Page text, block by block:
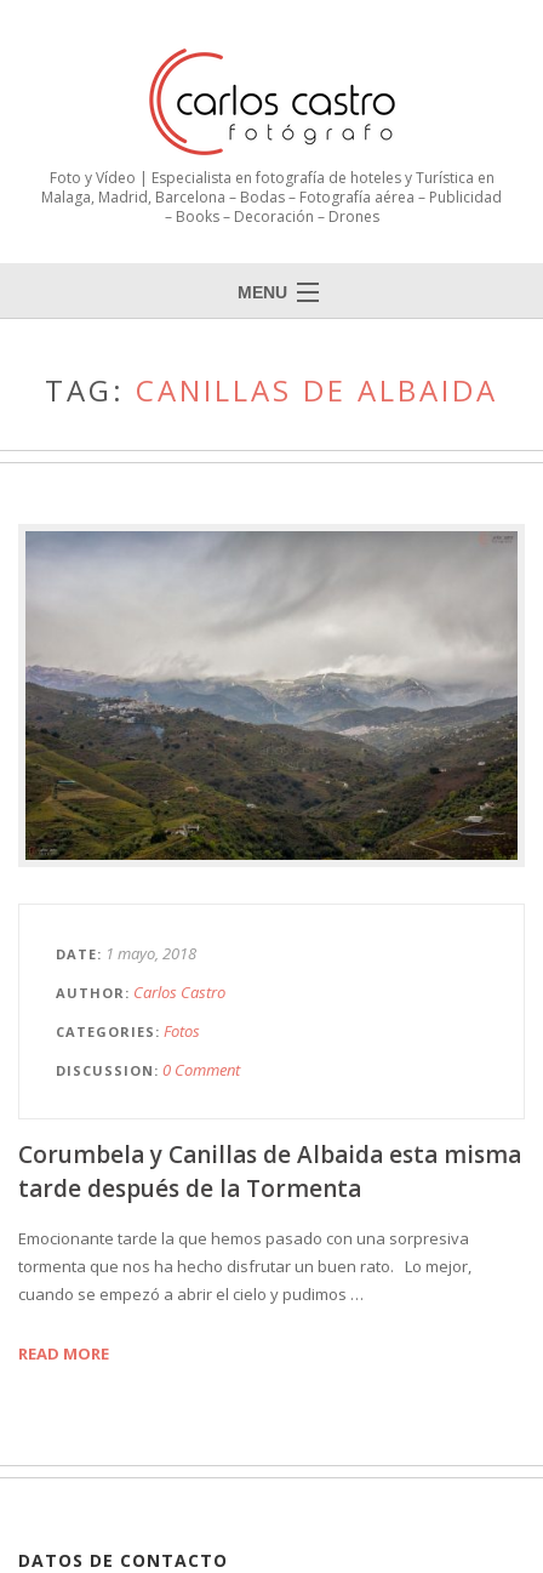
Foto y Vídeo | Especialista en fotografía de hoteles y Turística en
Malaga, Madrid, Barcelona – Bodas – Fotografía aérea – Publicidad
– Books – Decoración – Drones
MENU
TAG: CANILLAS DE ALBAIDA
DATE 1 mayo, 2018
AUTHOR Carlos Castro
CATEGORIES Fotos
DISCUSSION 0 Comment
Corumbela y Canillas de Albaida esta misma
tarde después de la Tormenta
Emocionante tarde la que hemos pasado con una sorpresiva
tormenta que nos ha hecho disfrutar un buen rato. Lo mejor,
cuando se empezó a abrir el cielo y pudimos …
READ MORE
DATOS DE CONTACTO